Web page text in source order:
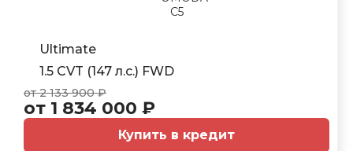
Ultimate
1.5 CVT (147 л.с.) FWD
от 2 133 900 ₽
от 1 834 000 ₽
Купить в кредит